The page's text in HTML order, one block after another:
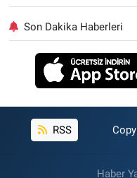
Son Dakika Haberleri
RSS
Haber